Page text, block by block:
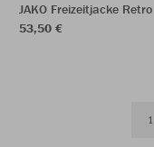
JAKO Freizeitjacke Retro
53,50 €
1